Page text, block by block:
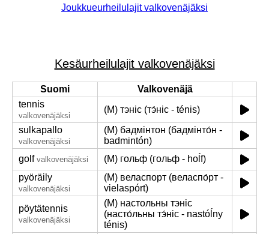
Joukkueurheilulajit valkovenäjäksi
Kesäurheilulajit valkovenäjäksi
Suomi
Valkovenäjä
tennis
valkovenäjäksi
(M) тэніс (тэ́ніс - ténis)
sulkapallo
valkovenäjäksi
(M) бадмінтон (бадмінто́н -
badmintón)
golf valkovenäjäksi
(M) гольф (гольф - hoĺf)
pyöräily
valkovenäjäksi
(M) веласпорт (веласпо́рт -
vielaspórt)
pöytätennis
valkovenäjäksi
(M) настольны тэніс
(насто́льны тэ́ніс - nastóĺny
ténis)